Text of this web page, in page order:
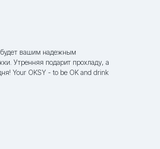
будет вашим надежным
Утренняя подарит прохладу, а
Your OKSY - to be OK and drink